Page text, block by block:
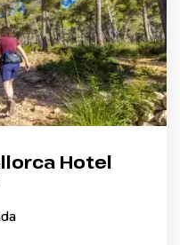
Hotel